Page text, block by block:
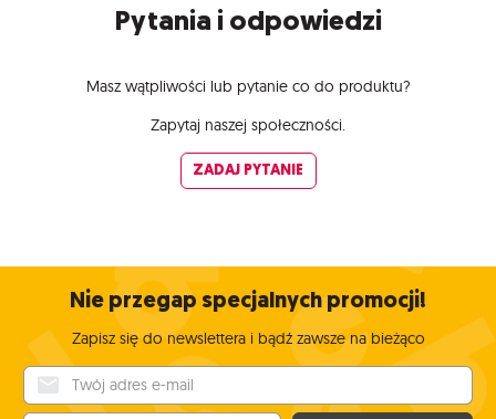
Pytania i odpowiedzi
Masz wątpliwości lub pytanie co do produktu?
Zapytaj naszej społeczności.
ZADAJ PYTANIE
Nie przegap specjalnych promocji!
Zapisz się do newslettera i bądź zawsze na bieżąco